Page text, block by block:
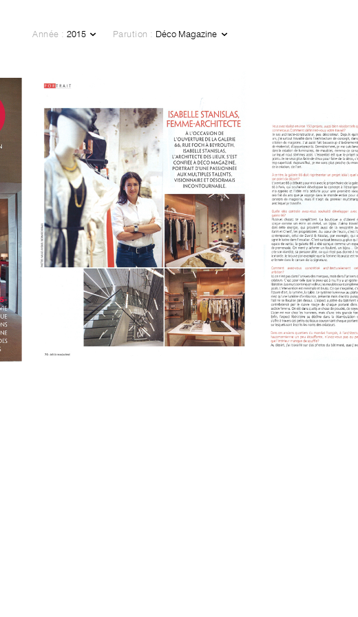
Année : Parution :